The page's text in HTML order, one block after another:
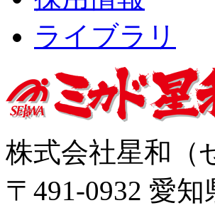
ライブラリ
株式会社星和
〒491-0932 愛